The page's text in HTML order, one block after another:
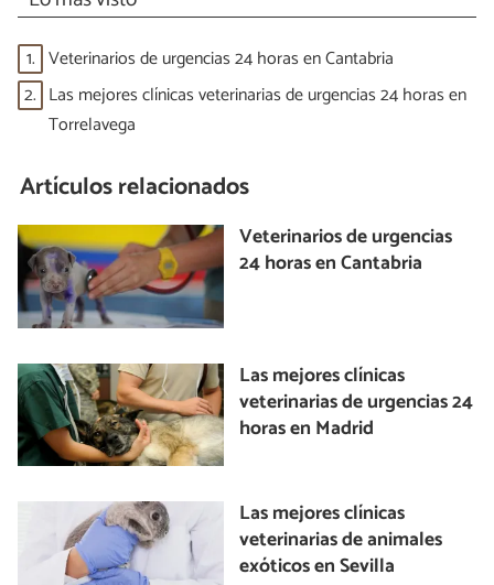
1. Veterinarios de urgencias 24 horas en Cantabria
2. Las mejores clínicas veterinarias de urgencias 24 horas en
Torrelavega
Artículos relacionados
Veterinarios de urgencias
24 horas en Cantabria
Las mejores clínicas
veterinarias de urgencias 24
horas en Madrid
Las mejores clínicas
veterinarias de animales
exóticos en Sevilla